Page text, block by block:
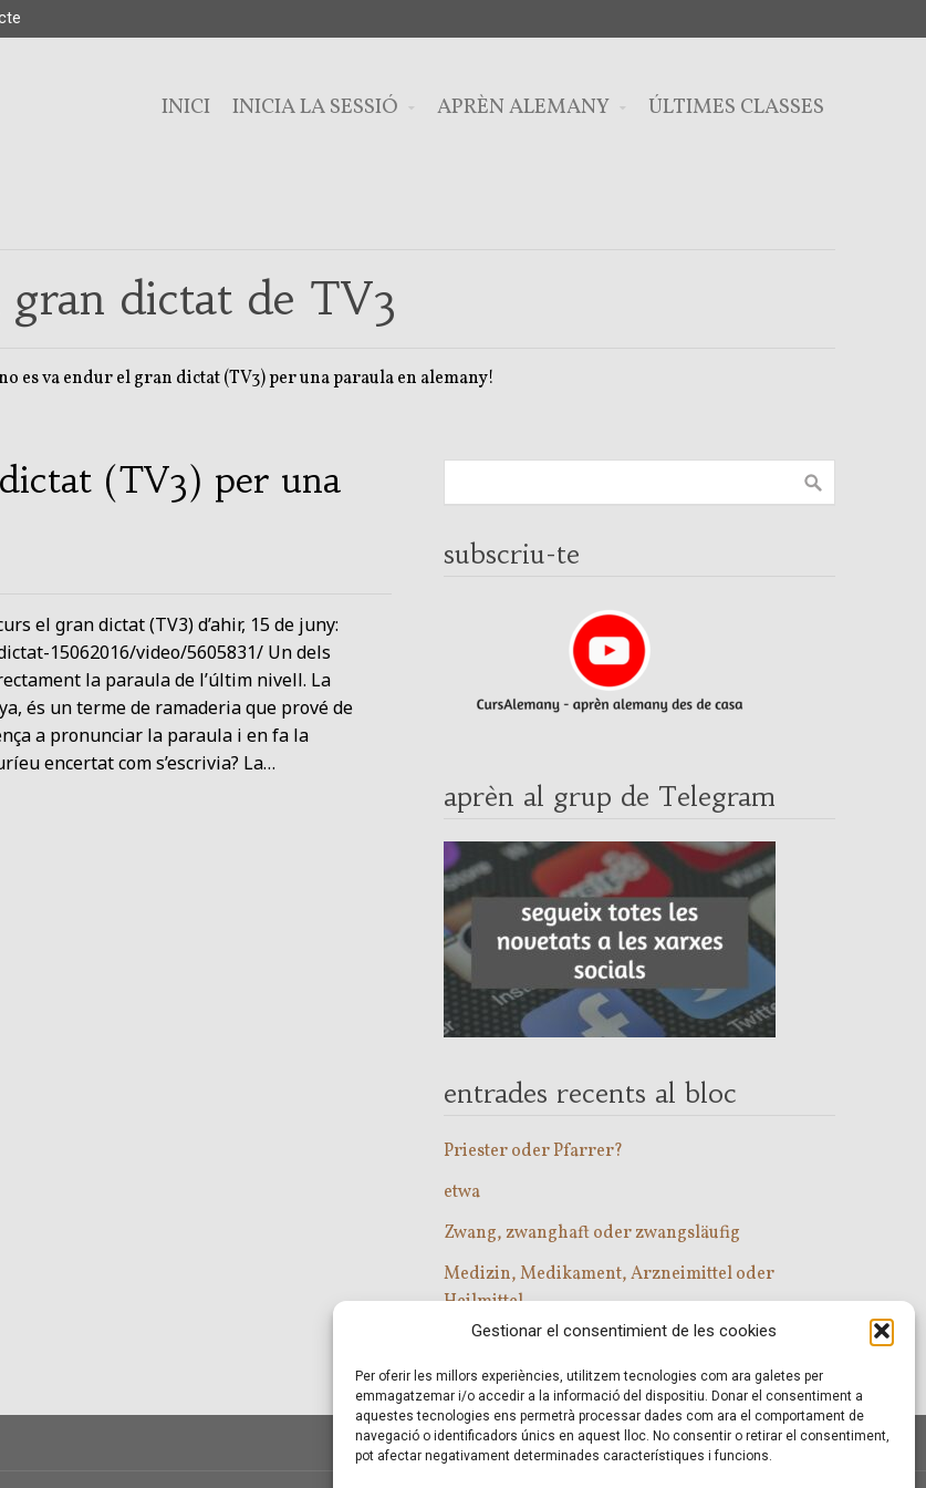
Gestionar el consentimient de les cookies
Per oferir les millors experiències, utilitzem tecnologies com ara galetes per
emmagatzemar i/o accedir a la informació del dispositiu. Donar el consentiment a
aquestes tecnologies ens permetrà processar dades com ara el comportament de
navegació o identificadors únics en aquest lloc. No consentir o retirar el consentiment,
pot afectar negativament determinades característiques i funcions.
INICI INICIA LA SESSIÓ APRÈN ALEMANY ÚLTIMES CLASSES
gran dictat de TV3
es va endur el gran dictat (TV3) per una paraula en alemany!
(TV3) per una
el gran dictat (TV3) d’ahir, 15 de juny:
15062016/video/5605831/ Un dels
la paraula de l’últim nivell. La
és un terme de ramaderia que prové de
a pronunciar la paraula i en fa la
encertat com s’escrivia? La…
subscriu-te
aprèn al grup de Telegram
entrades recents al bloc
Priester oder Pfarrer?
etwa
Zwang, zwanghaft oder zwangsläufig
Medizin, Medikament, Arzneimittel oder
Heilmittel
Com entrar a les classes d’alemany?